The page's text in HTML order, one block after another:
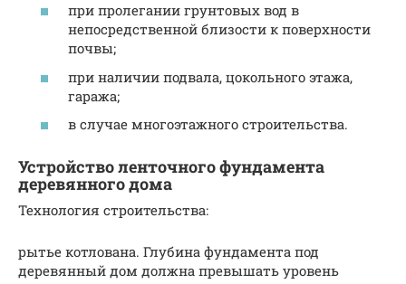
при пролегании грунтовых вод в
непосредственной близости к поверхности
почвы;
при наличии подвала, цокольного этажа,
гаража;
в случае многоэтажного строительства.
Устройство ленточного фундамента
деревянного дома
Технология строительства:
рытье котлована. Глубина фундамента под
деревянный дом должна превышать уровень